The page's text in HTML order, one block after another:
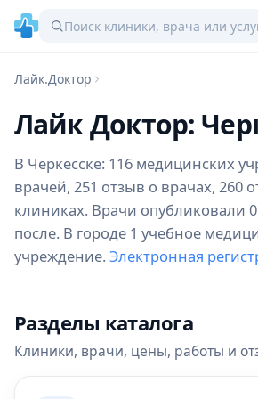
Лайк.Доктор
Лайк Доктор:
В Черкесске: 116 медицинских
врачей, 251 отзыв о врачах, 260
клиниках. Врачи опубликовали
после. В городе 1 учебное
учреждение. Электронная
Разделы каталога
Клиники, врачи, цены, работы и